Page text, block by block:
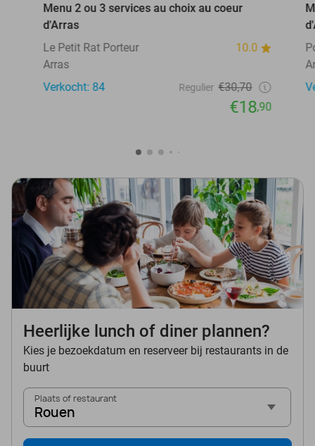
Menu 2 ou 3 services au choix au coeur
d'Arras
Le Petit Rat Porteur
10.0
Arras
Verkocht: 84
Regulier €30,70
€18,90
Heerlijke lunch of diner plannen?
Kies je bezoekdatum en reserveer bij restaurants in de
buurt
Plaats of restaurant
Rouen